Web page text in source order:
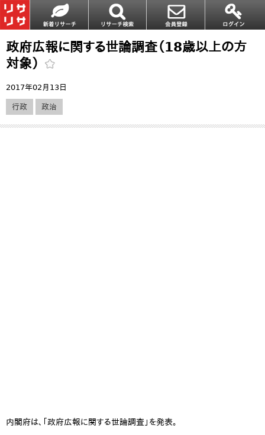
政府広報に関する世論調査（18歳以上の方
対象）
2017年02月13日
行政 政治
内閣府は、「政府広報に関する世論調査」を発表。